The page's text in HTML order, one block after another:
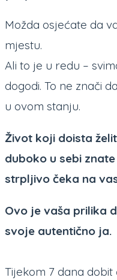
Možda osjećate da
mjestu.
Ali to je u redu –
dogodi. To ne znači
u ovom stanju.
Život koji doista
duboko u sebi
strpljivo čeka na
Ovo je vaša prilika
svoje autentično ja.
Tijekom 7 dana